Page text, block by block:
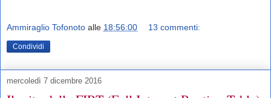
Ammiraglio Tofonoto alle 18:56:00 13 commenti:
Condividi
mercoledì 7 dicembre 2016